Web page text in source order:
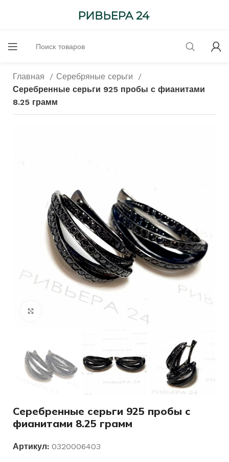
Главная
Серебряные серьги
Серебренные серьги 925 пробы с фианитами
8.25 грамм
Нажмите, чтобы увеличить
Серебренные серьги 925 пробы с
фианитами 8.25 грамм
Артикул: 0320006403